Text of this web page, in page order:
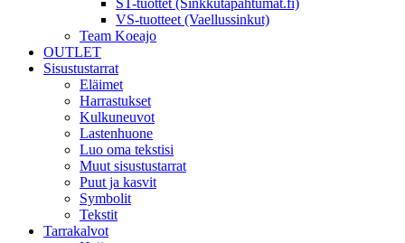
VS-tuotteet (Vaellussinkut)
Team Koeajo
OUTLET
Sisustustarrat
Eläimet
Harrastukset
Kulkuneuvot
Lastenhuone
Luo oma tekstisi
Muut sisustustarrat
Puut ja kasvit
Symbolit
Tekstit
Tarrakalvot